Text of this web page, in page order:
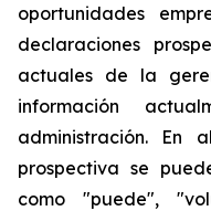
oportunidades
declaraciones
actuales de la
información
administración. En
prospectiva se
como "puede",